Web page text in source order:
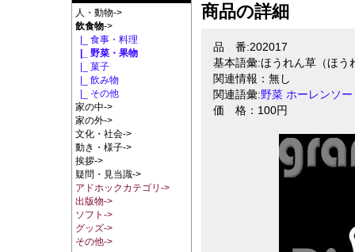
人・動物->
飲食物->
|_ 食事・料理
|_ 野菜・果物
|_ 菓子
|_ 飲み物
|_ その他
家の中->
家の外->
文化・社会->
動き・様子->
挨拶->
疑問・見当識->
アドホックカテゴリ->
出版物->
ソフト->
グッズ->
その他->
商品の詳細
品 番:202017
基本語彙:ほうれん草（ほう
関連情報：無し
関連語彙:野菜 ホーレンソー
価 格：100円